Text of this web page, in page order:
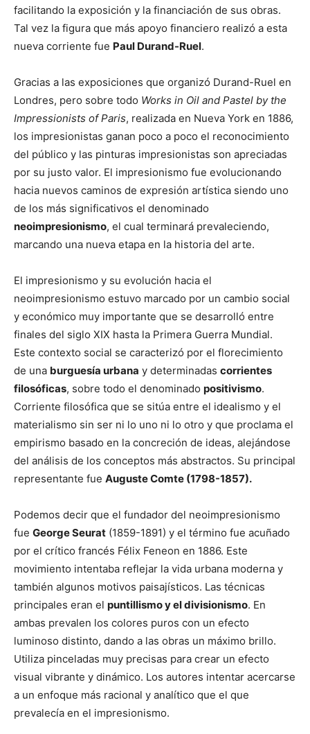
facilitando la exposición y la financiación de sus obras.
Tal vez la figura que más apoyo financiero realizó a esta
nueva corriente fue Paul Durand-Ruel.
Gracias a las exposiciones que organizó Durand-Ruel en
Londres, pero sobre todo Works in Oil and Pastel by the
Impressionists of Paris, realizada en Nueva York en 1886,
los impresionistas ganan poco a poco el reconocimiento
del público y las pinturas impresionistas son apreciadas
por su justo valor. El impresionismo fue evolucionando
hacia nuevos caminos de expresión artística siendo uno
de los más significativos el denominado
neoimpresionismo, el cual terminará prevaleciendo,
marcando una nueva etapa en la historia del arte.
El impresionismo y su evolución hacia el
neoimpresionismo estuvo marcado por un cambio social
y económico muy importante que se desarrolló entre
finales del siglo XIX hasta la Primera Guerra Mundial.
Este contexto social se caracterizó por el florecimiento
de una burguesía urbana y determinadas corrientes
filosóficas, sobre todo el denominado positivismo.
Corriente filosófica que se sitúa entre el idealismo y el
materialismo sin ser ni lo uno ni lo otro y que proclama el
empirismo basado en la concreción de ideas, alejándose
del análisis de los conceptos más abstractos. Su principal
representante fue Auguste Comte (1798-1857).
Podemos decir que el fundador del neoimpresionismo
fue George Seurat (1859-1891) y el término fue acuñado
por el crítico francés Félix Feneon en 1886. Este
movimiento intentaba reflejar la vida urbana moderna y
también algunos motivos paisajísticos. Las técnicas
principales eran el puntillismo y el divisionismo. En
ambas prevalen los colores puros con un efecto
luminoso distinto, dando a las obras un máximo brillo.
Utiliza pinceladas muy precisas para crear un efecto
visual vibrante y dinámico. Los autores intentar acercarse
a un enfoque más racional y analítico que el que
prevalecía en el impresionismo.